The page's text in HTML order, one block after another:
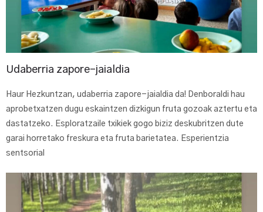
Udaberria zapore-jaialdia
Haur Hezkuntzan, udaberria zapore-jaialdia da! Denboraldi hau
aprobetxatzen dugu eskaintzen dizkigun fruta gozoak aztertu eta
dastatzeko. Esploratzaile txikiek gogo biziz deskubritzen dute
garai horretako freskura eta fruta barietatea. Esperientzia
sentsorial